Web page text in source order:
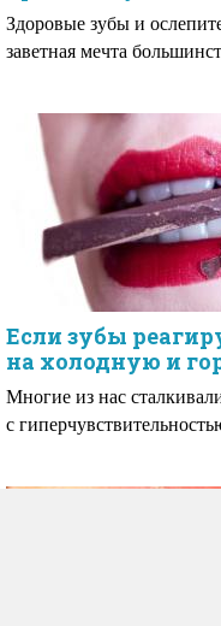
Здоровые зубы и
заветная мечта
Если зубы
на холодную и
Многие из нас
с